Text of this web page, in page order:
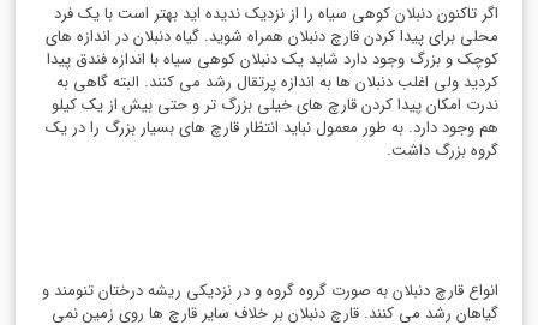
اگر تاکنون دنبلان کوهی سیاه را از نزدیک ندیده اید بهتر است با یک فرد
محلی برای پیدا کردن قارچ دنبلان همراه شوید. گیاه دنبلان در اندازه های
کوچک و بزرگ وجود دارد شاید یک دنبلان کوهی سیاه با اندازه فندق پیدا
کردید ولی اغلب دنبلان ها به اندازه پرتقال رشد می کنند. البته گاهی به
ندرت امکان پیدا کردن قارچ های خیلی بزرگ تر و حتی بیش از یک کیلو
هم وجود دارد. به طور معمول نباید انتظار قارچ های بسیار بزرگ را در یک
گروه بزرگ داشت.
انواع قارچ دنبلان به صورت گروه گروه و در نزدیکی ریشه درختان تنومند و
گیاهان رشد می کنند. قارچ دنبلان بر خلاف سایر قارچ ها روی زمین نمی